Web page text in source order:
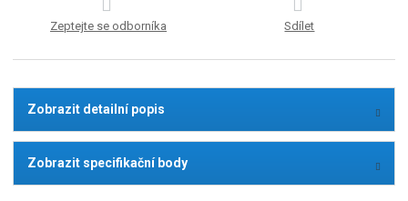
Zeptejte se odborníka Sdílet
Zobrazit detailní popis
Zobrazit specifikační body